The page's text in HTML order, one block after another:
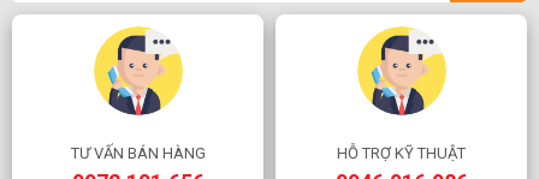
TƯ VẤN BÁN HÀNG HỖ TRỢ KỸ THUẬT